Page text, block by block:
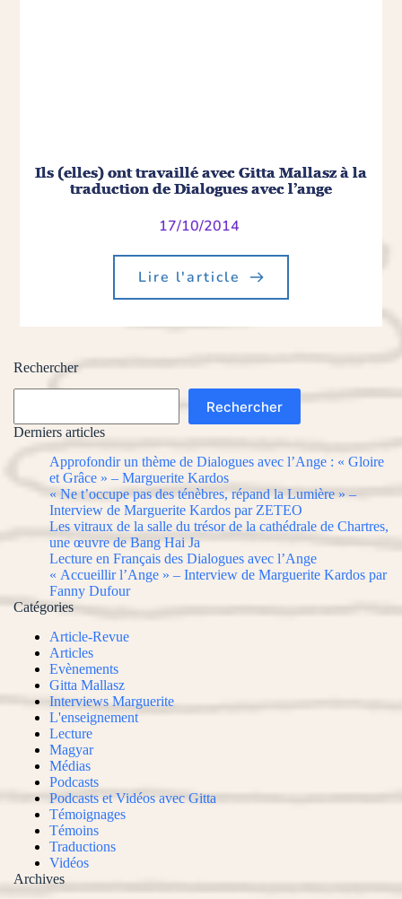
Ils (elles) ont travaillé avec Gitta Mallasz à la
traduction de Dialogues avec l’ange
17/10/2014
Lire l'article
Rechercher
Rechercher
Derniers articles
Approfondir un thème de Dialogues avec l’Ange : « Gloire
et Grâce » – Marguerite Kardos
« Ne t’occupe pas des ténèbres, répand la Lumière » –
Interview de Marguerite Kardos par ZETEO
Les vitraux de la salle du trésor de la cathédrale de Chartres,
une œuvre de Bang Hai Ja
Lecture en Français des Dialogues avec l’Ange
« Accueillir l’Ange » – Interview de Marguerite Kardos par
Fanny Dufour
Catégories
Article-Revue
Articles
Evènements
Gitta Mallasz
Interviews Marguerite
L'enseignement
Lecture
Magyar
Médias
Podcasts
Podcasts et Vidéos avec Gitta
Témoignages
Témoins
Traductions
Vidéos
Archives